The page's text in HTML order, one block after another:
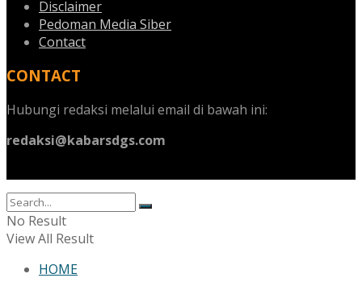
Disclaimer
Pedoman Media Siber
Contact
CONTACT
Hubungi redaksi melalui email di bawah ini:
redaksi@kabarsdgs.com
No Result
View All Result
HOME